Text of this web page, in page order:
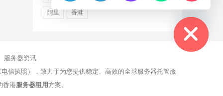
阿里 香港
服务器资讯
信执照），致力于为您提供稳定、高效的全球服务器托管服
香港服务器租用方案。
Hide chaty